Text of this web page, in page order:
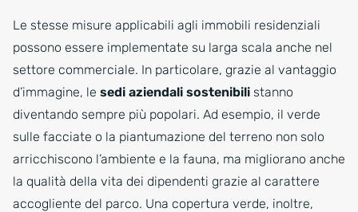
Le stesse misure applicabili agli immobili residenziali
possono essere implementate su larga scala anche nel
settore commerciale. In particolare, grazie al vantaggio
d’immagine, le sedi aziendali sostenibili stanno
diventando sempre più popolari. Ad esempio, il verde
sulle facciate o la piantumazione del terreno non solo
arricchiscono l’ambiente e la fauna, ma migliorano anche
la qualità della vita dei dipendenti grazie al carattere
accogliente del parco. Una copertura verde, inoltre,